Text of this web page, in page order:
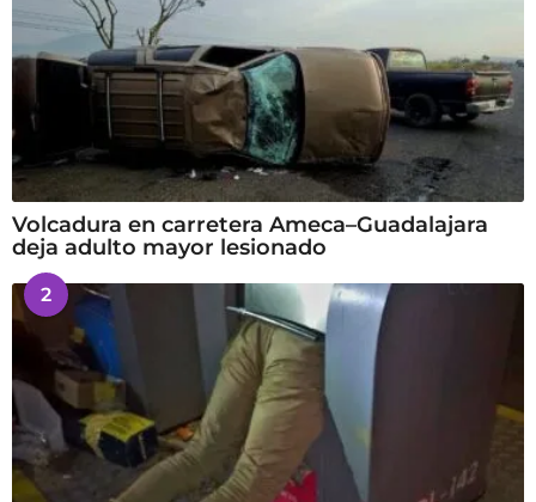
Volcadura en carretera Ameca–Guadalajara
deja adulto mayor lesionado
2